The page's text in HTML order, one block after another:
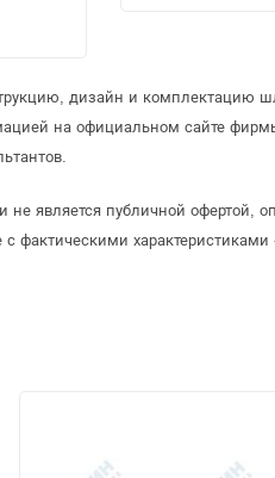
дизайн и комплектацию
на официальном сайте
является публичной офертой,
фактическими